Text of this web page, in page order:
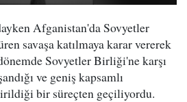
Afganistan'da Sovyetler
savaşa katılmaya karar vererek
Sovyetler Birliği'ne karşı
ve geniş kapsamlı
bir süreçten geçiliyordu.